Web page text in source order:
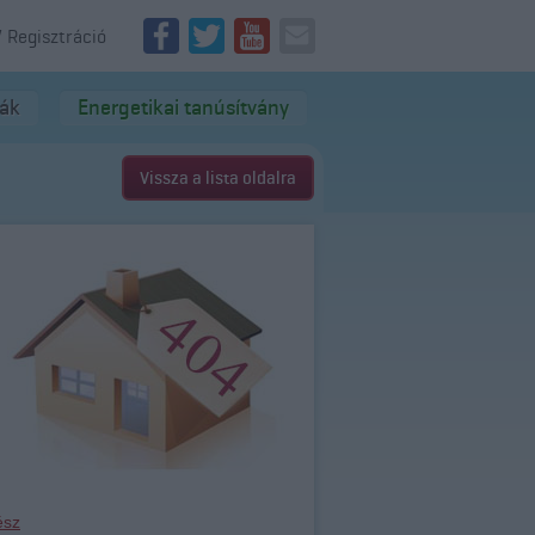
Regisztráció
Energetikai tanúsítvány
Vissza a lista oldalra